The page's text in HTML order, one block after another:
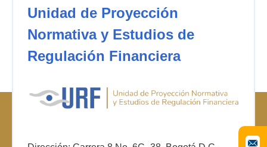
Unidad de Proyección
Normativa y Estudios de
Regulación Financiera